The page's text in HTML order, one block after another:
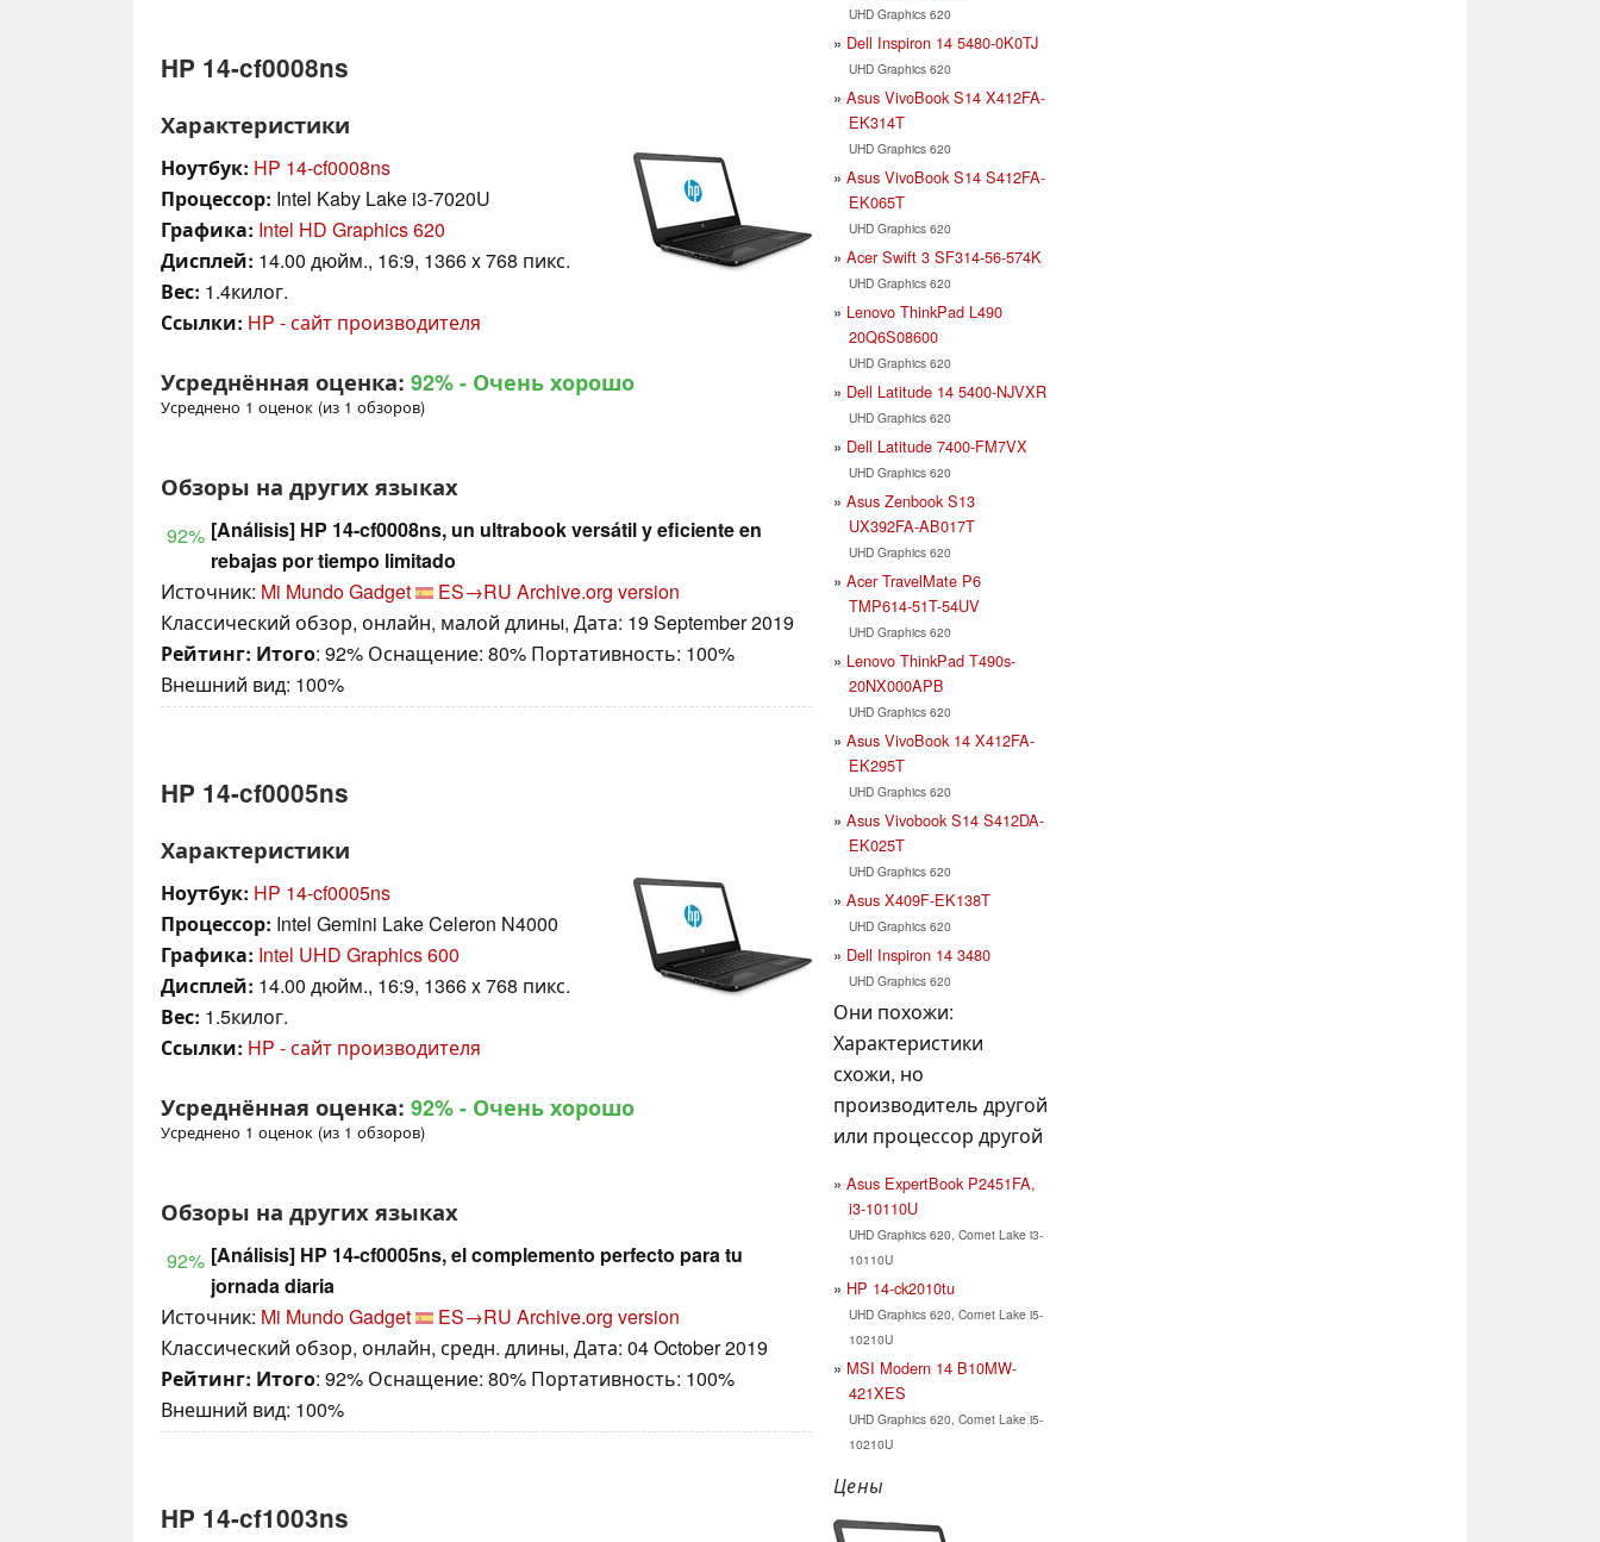
HP 14-cf0008ns
Характеристики
Ноутбук: HP 14-cf0008ns
Процессор: Intel Kaby Lake i3-7020U
Графика: Intel HD Graphics 620
Дисплей: 14.00 дюйм., 16:9, 1366 x 768 пикс.
Вес: 1.4килог.
Ссылки: HP - сайт производителя
Усреднённая оценка: 92%- Очень хорошо
Усреднено 1 оценок (из 1 обзоров)
Обзоры на других языках
92% [Análisis] HP 14-cf0008ns, un ultrabook versátil y eficiente en
rebajas por tiempo limitado
Источник: Mi Mundo Gadget ES→RU Archive.org version
Классический обзор, онлайн, малой длины, Дата: 19 September 2019
Рейтинг: Итого: 92% Оснащение: 80% Портативность: 100%
Внешний вид: 100%
HP 14-cf0005ns
Характеристики
Ноутбук: HP 14-cf0005ns
Процессор: Intel Gemini Lake Celeron N4000
Графика: Intel UHD Graphics 600
Дисплей: 14.00 дюйм., 16:9, 1366 x 768 пикс.
Вес: 1.5килог.
Ссылки: HP - сайт производителя
Усреднённая оценка: 92%- Очень хорошо
Усреднено 1 оценок (из 1 обзоров)
Обзоры на других языках
92% [Análisis] HP 14-cf0005ns, el complemento perfecto para tu
jornada diaria
Источник: Mi Mundo Gadget ES→RU Archive.org version
Классический обзор, онлайн, средн. длины, Дата: 04 October 2019
Рейтинг: Итого: 92% Оснащение: 80% Портативность: 100%
Внешний вид: 100%
HP 14-cf1003ns
UHD Graphics 620
Dell Inspiron 14 5480-0K0TJ
UHD Graphics 620
Asus VivoBook S14 X412FA-
EK314T
UHD Graphics 620
Asus VivoBook S14 S412FA-
EK065T
UHD Graphics 620
Acer Swift 3 SF314-56-574K
UHD Graphics 620
Lenovo ThinkPad L490
20Q6S08600
UHD Graphics 620
Dell Latitude 14 5400-NJVXR
UHD Graphics 620
Dell Latitude 7400-FM7VX
UHD Graphics 620
Asus Zenbook S13
UX392FA-AB017T
UHD Graphics 620
Acer TravelMate P6
TMP614-51T-54UV
UHD Graphics 620
Lenovo ThinkPad T490s-
20NX000APB
UHD Graphics 620
Asus VivoBook 14 X412FA-
EK295T
UHD Graphics 620
Asus Vivobook S14 S412DA-
EK025T
UHD Graphics 620
Asus X409F-EK138T
UHD Graphics 620
Dell Inspiron 14 3480
UHD Graphics 620
Они похожи:
Характеристики
схожи, но
производитель другой
или процессор другой
Asus ExpertBook P2451FA,
i3-10110U
UHD Graphics 620, Comet Lake i3-
10110U
HP 14-ck2010tu
UHD Graphics 620, Comet Lake i5-
10210U
MSI Modern 14 B10MW-
421XES
UHD Graphics 620, Comet Lake i5-
10210U
Цены